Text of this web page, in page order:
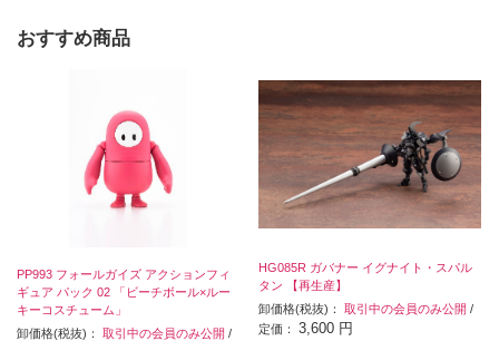
おすすめ商品
PP993 フォールガイズ アクションフィ
ギュア パック 02 「ビーチボール×ルー
キーコスチューム」
卸価格(税抜)： 取引中の会員のみ公開 /
HG085R ガバナー イグナイト・スパル
タン 【再生産】
卸価格(税抜)：取引中の会員のみ公開 /
定価：3,600 円